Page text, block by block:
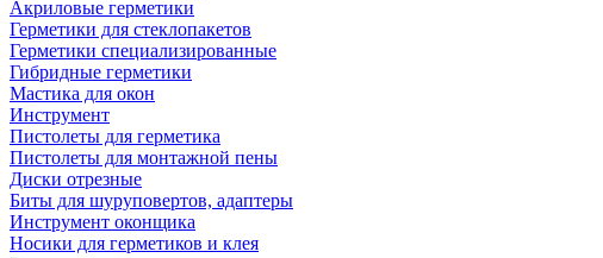
Акриловые герметики
Герметики для стеклопакетов
Герметики специализированные
Гибридные герметики
Мастика для окон
Инструмент
Пистолеты для герметика
Пистолеты для монтажной пены
Диски отрезные
Биты для шуруповертов, адаптеры
Инструмент оконщика
Носики для герметиков и клея